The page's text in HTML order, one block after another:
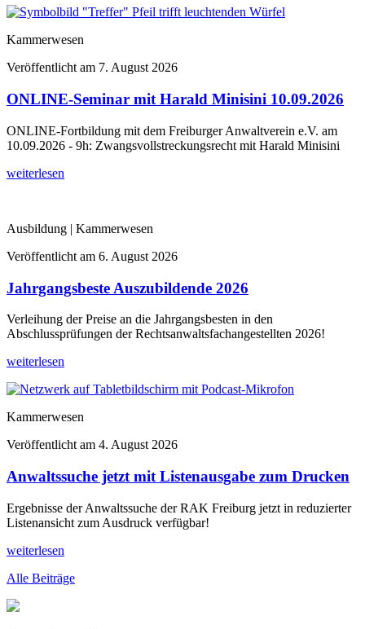
Kammerwesen
Veröffentlicht am 7. August 2026
ONLINE-Seminar mit Harald Minisini 10.09.2026
ONLINE-Fortbildung mit dem Freiburger Anwaltverein e.V. am
10.09.2026 - 9h: Zwangsvollstreckungsrecht mit Harald Minisini
weiterlesen
Ausbildung | Kammerwesen
Veröffentlicht am 6. August 2026
Jahrgangsbeste Auszubildende 2026
Verleihung der Preise an die Jahrgangsbesten in den
Abschlussprüfungen der Rechtsanwaltsfachangestellten 2026!
weiterlesen
Kammerwesen
Veröffentlicht am 4. August 2026
Anwaltssuche jetzt mit Listenausgabe zum Drucken
Ergebnisse der Anwaltssuche der RAK Freiburg jetzt in reduzierter
Listenansicht zum Ausdruck verfügbar!
weiterlesen
Alle Beiträge